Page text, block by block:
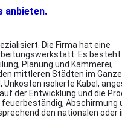
anbieten.
Die Firma hat eine
Es besteht
Planung und Kämmerei,
mittleren Städten im
Unkosten isolierte Kabel,
der Entwicklung und die
Abschirmung
den nationalen oder